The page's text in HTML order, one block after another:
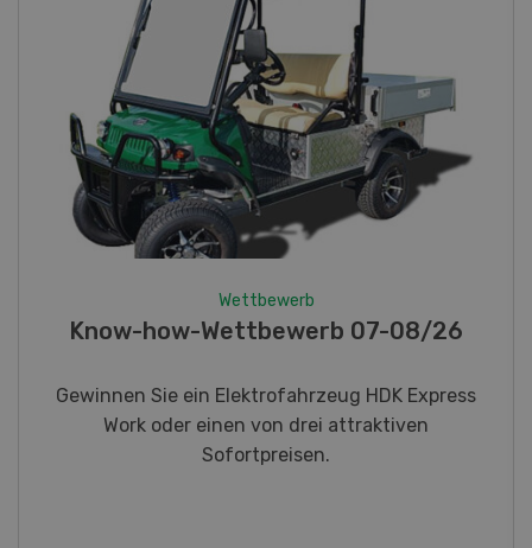
Fotorätsel 07-08/26
Gewinnen Sie eines von fünf LANDI
Taschenmessern